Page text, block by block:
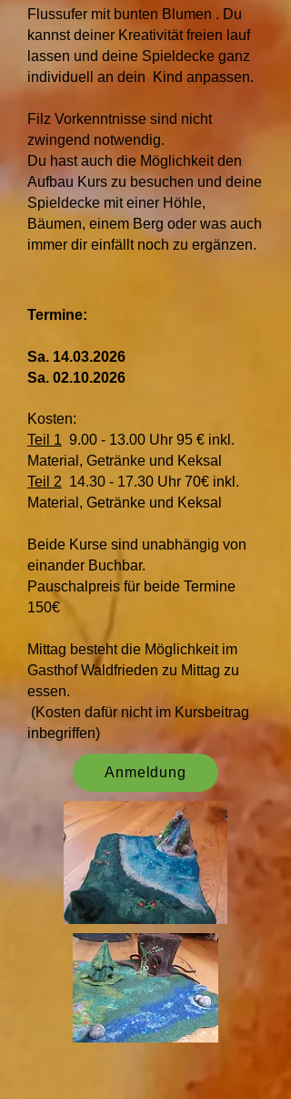
Flussufer mit bunten Blumen . Du
kannst deiner Kreativität freien lauf
lassen und deine Spieldecke ganz
individuell an dein Kind anpassen.
Filz Vorkenntnisse sind nicht
zwingend notwendig.
Du hast auch die Möglichkeit den
Aufbau Kurs zu besuchen und deine
Spieldecke mit einer Höhle,
Bäumen, einem Berg oder was auch
immer dir einfällt noch zu ergänzen.
Termine:
Sa. 14.03.2026
Sa. 02.10.2026
Kosten:
Teil 1 9.00 - 13.00 Uhr 95 € inkl.
Material, Getränke und Keksal
Teil 2 14.30 - 17.30 Uhr 70€ inkl.
Material, Getränke und Keksal
Beide Kurse sind unabhängig von
einander Buchbar.
Pauschalpreis für beide Termine
150€
Mittag besteht die Möglichkeit im
Gasthof Waldfrieden zu Mittag zu
essen.
(Kosten dafür nicht im Kursbeitrag
inbegriffen)
Anmeldung